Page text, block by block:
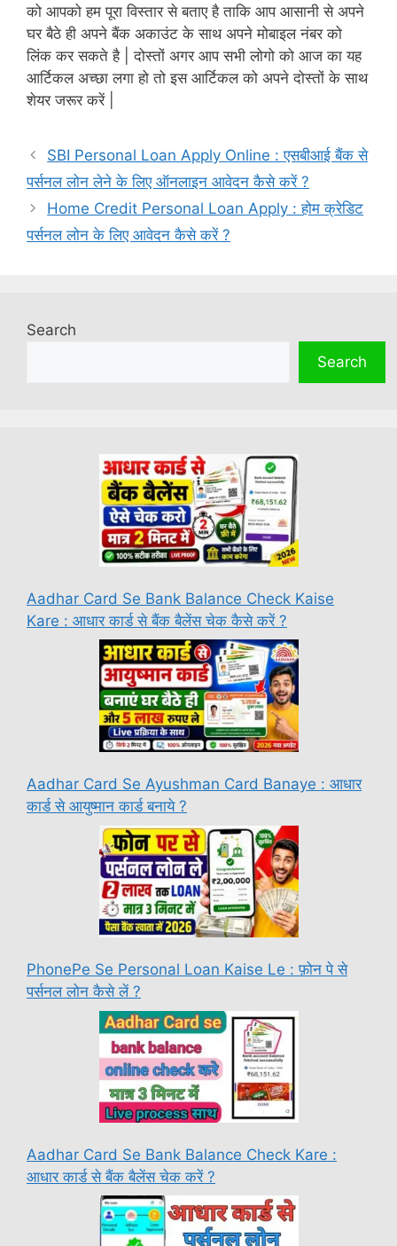
को आपको हम पूरा विस्तार से बताए है ताकि आप आसानी से अपने
घर बैठे ही अपने बैंक अकाउंट के साथ अपने मोबाइल नंबर को
लिंक कर सकते है | दोस्तों अगर आप सभी लोगो को आज का यह
आर्टिकल अच्छा लगा हो तो इस आर्टिकल को अपने दोस्तों के साथ
शेयर जरूर करें |
SBI Personal Loan Apply Online : एसबीआई बैंक से
पर्सनल लोन लेने के लिए ऑनलाइन आवेदन कैसे करें ?
Home Credit Personal Loan Apply : होम क्रेडिट
पर्सनल लोन के लिए आवेदन कैसे करें ?
Search
Search
Aadhar Card Se Bank Balance Check Kaise
Kare : आधार कार्ड से बैंक बैलेंस चेक कैसे करें ?
Aadhar Card Se Ayushman Card Banaye : आधार
कार्ड से आयुष्मान कार्ड बनाये ?
PhonePe Se Personal Loan Kaise Le : फ़ोन पे से
पर्सनल लोन कैसे लें ?
Aadhar Card Se Bank Balance Check Kare :
आधार कार्ड से बैंक बैलेंस चेक करें ?